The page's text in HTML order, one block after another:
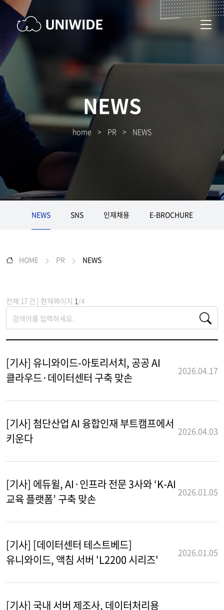
NEWS
home > PR > NEWS
NEWS SNS 인재채용 E-BROCHURE
HOME PR NEWS
전체 17 건 | 현재페이지 1/4
[기사] 유니와이드-아토리서치, 공공 AI
클라우드·데이터센터 구축 맞손
2026.04.17
[기사] 첨단산업 AI 융합인재 부트캠프에서
키운다
2026.04.03
[기사] 에듀윌, AI·인프라 전문 3사와 ‘K-AI
교육 플랫폼’ 구축 맞손
2026.01.05
[기사] [데이터센터 테스트베드]
유니와이드, 액침 서버 'L2200 시리즈'
2026.01.05
[기사] 국내 서버 제조사, 데이터처리용